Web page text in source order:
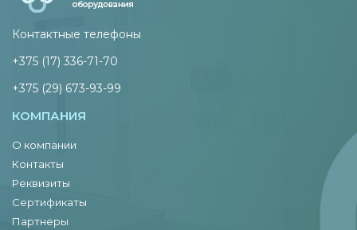
Контактные телефоны
+375 (17) 336-71-70
+375 (29) 673-93-99
КОМПАНИЯ
О компании
Контакты
Реквизиты
Сертификаты
Партнеры